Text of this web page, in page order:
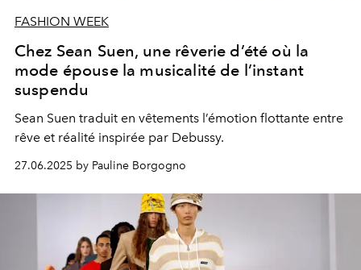
FASHION WEEK
Chez Sean Suen, une rêverie d’été où la
mode épouse la musicalité de l’instant
suspendu
Sean Suen traduit en vêtements l’émotion flottante entre
rêve et réalité inspirée par Debussy.
27.06.2025 by Pauline Borgogno